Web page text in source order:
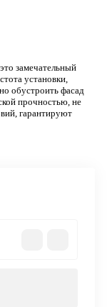
замечательный
установки,
обустроить фасад
прочностью, не
гарантируют